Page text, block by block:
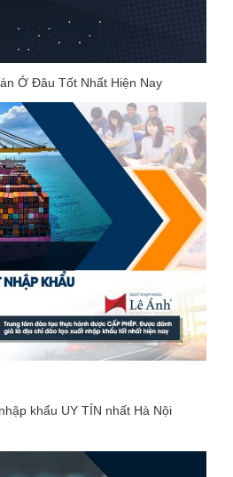
Ở Đâu Tốt Nhất Hiện Nay
khẩu UY TÍN nhất Hà Nội